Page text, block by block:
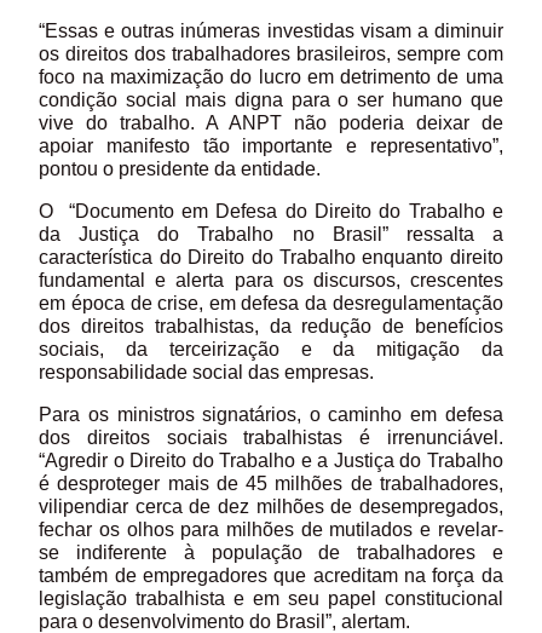
“Essas e outras inúmeras investidas visam a diminuir
os direitos dos trabalhadores brasileiros, sempre com
foco na maximização do lucro em detrimento de uma
condição social mais digna para o ser humano que
vive do trabalho. A ANPT não poderia deixar de
apoiar manifesto tão importante e representativo”,
pontou o presidente da entidade.
O “Documento em Defesa do Direito do Trabalho e
da Justiça do Trabalho no Brasil” ressalta a
característica do Direito do Trabalho enquanto direito
fundamental e alerta para os discursos, crescentes
em época de crise, em defesa da desregulamentação
dos direitos trabalhistas, da redução de benefícios
sociais, da terceirização e da mitigação da
responsabilidade social das empresas.
Para os ministros signatários, o caminho em defesa
dos direitos sociais trabalhistas é irrenunciável.
“Agredir o Direito do Trabalho e a Justiça do Trabalho
é desproteger mais de 45 milhões de trabalhadores,
vilipendiar cerca de dez milhões de desempregados,
fechar os olhos para milhões de mutilados e revelar-
se indiferente à população de trabalhadores e
também de empregadores que acreditam na força da
legislação trabalhista e em seu papel constitucional
para o desenvolvimento do Brasil”, alertam.